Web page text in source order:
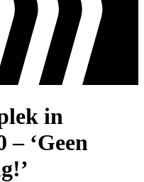
in
– ‘Geen